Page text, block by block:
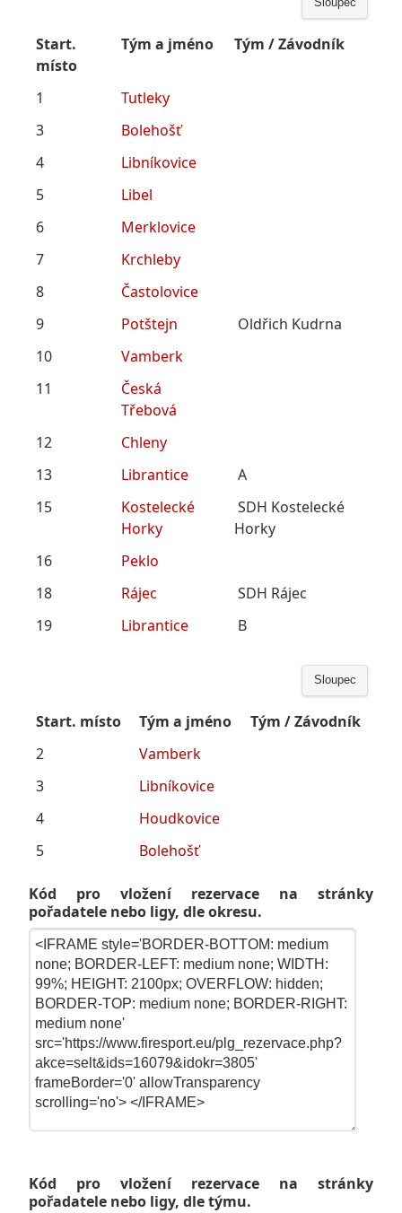
Sloupec
Start.
místo
Tým a jméno Tým / Závodník
1
Tutleky
3
Bolehošť
4
Libníkovice
5
Libel
6
Merklovice
7
Krchleby
8
Častolovice
9
Potštejn
Oldřich Kudrna
10
Vamberk
11
Česká
Třebová
12
Chleny
13
Librantice
A
15
Kostelecké
Horky
SDH Kostelecké
Horky
16
Peklo
18
Rájec
SDH Rájec
19
Librantice B
Sloupec
Start. místo Tým a jméno
Tým / Závodník
2
Vamberk
3
Libníkovice
4
Houdkovice
5
Bolehošť
Kód pro vložení rezervace na stránky
pořadatele nebo ligy, dle okresu.
Kód pro vložení rezervace na stránky
pořadatele nebo ligy, dle týmu.